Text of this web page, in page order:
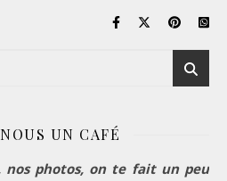
UN CAFÉ
nos photos, on te fait un peu